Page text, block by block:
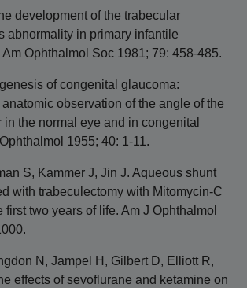
development of the trabecular
abnormality in primary infantile
Ophthalmol Soc 1981; 79: 458-485.
of congenital glaucoma:
observation of the angle of the
the normal eye and in congenital
1955; 40: 1-11.
S, Kammer J, Jin J. Aqueous shunt
with trabeculectomy with Mitomycin-C
first two years of life. Am J Ophthalmol
N, Jampel H, Gilbert D, Elliott R,
effects of sevoflurane and ketamine on